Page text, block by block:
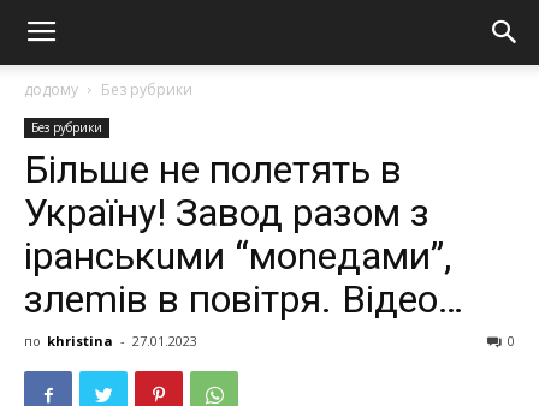
додому Без рубрики
Без рубрики
Більше не полетять в
Україну! Завод разом з
іранськuми “моnедами”,
злеmів в повітря. Відео…
по khristina - 27.01.2023 0